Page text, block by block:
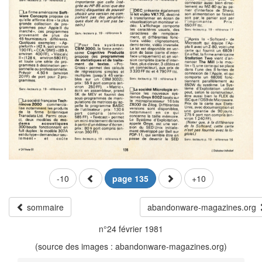
-10 page 135 +10
sommaire
abandonware-magazines.org
n°24 février 1981
(source des images : abandonware-magazines.org)